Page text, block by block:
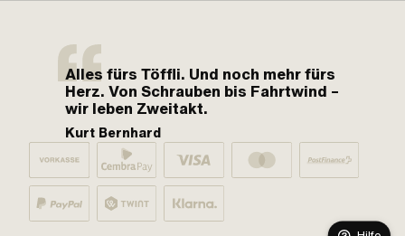
Alles fürs Töffli. Und noch mehr fürs
Herz. Von Schrauben bis Fahrtwind –
wir leben Zweitakt.
Kurt Bernhard